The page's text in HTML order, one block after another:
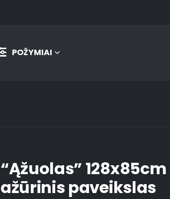
POŽYMIAI
“Ąžuolas” 128x85cm
ažūrinis paveikslas